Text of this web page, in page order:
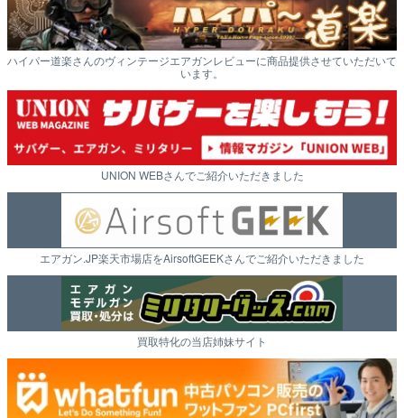
ハイパー道楽さんのヴィンテージエアガンレビューに商品提供させていただいて
います。
UNION WEBさんでご紹介いただきました
エアガン.JP楽天市場店をAirsoftGEEKさんでご紹介いただきました
買取特化の当店姉妹サイト